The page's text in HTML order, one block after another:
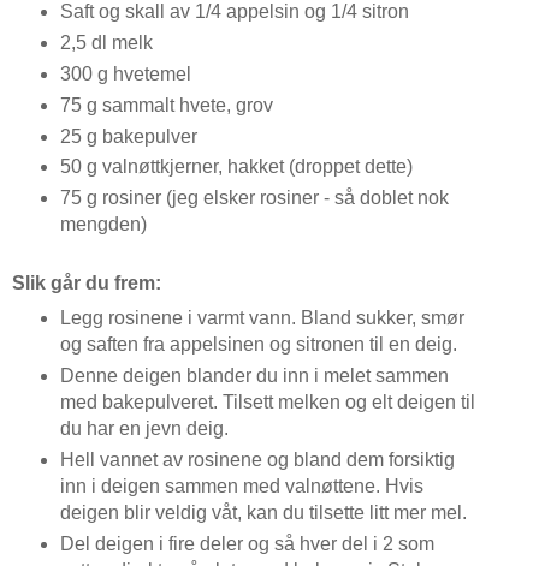
Saft og skall av 1/4 appelsin og 1/4 sitron
2,5 dl melk
300 g hvetemel
75 g sammalt hvete, grov
25 g bakepulver
50 g valnøttkjerner, hakket (droppet dette)
75 g rosiner (jeg elsker rosiner - så doblet nok
mengden)
Slik går du frem:
Legg rosinene i varmt vann. Bland sukker, smør
og saften fra appelsinen og sitronen til en deig.
Denne deigen blander du inn i melet sammen
med bakepulveret. Tilsett melken og elt deigen til
du har en jevn deig.
Hell vannet av rosinene og bland dem forsiktig
inn i deigen sammen med valnøttene. Hvis
deigen blir veldig våt, kan du tilsette litt mer mel.
Del deigen i fire deler og så hver del i 2 som